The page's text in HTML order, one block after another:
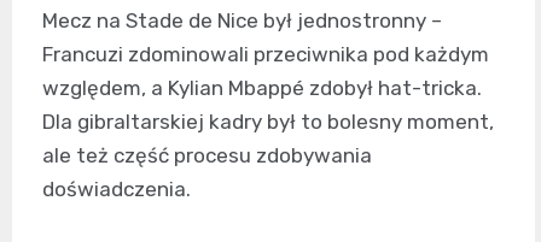
Mecz na Stade de Nice był jednostronny –
Francuzi zdominowali przeciwnika pod każdym
względem, a Kylian Mbappé zdobył hat-tricka.
Dla gibraltarskiej kadry był to bolesny moment,
ale też część procesu zdobywania
doświadczenia.